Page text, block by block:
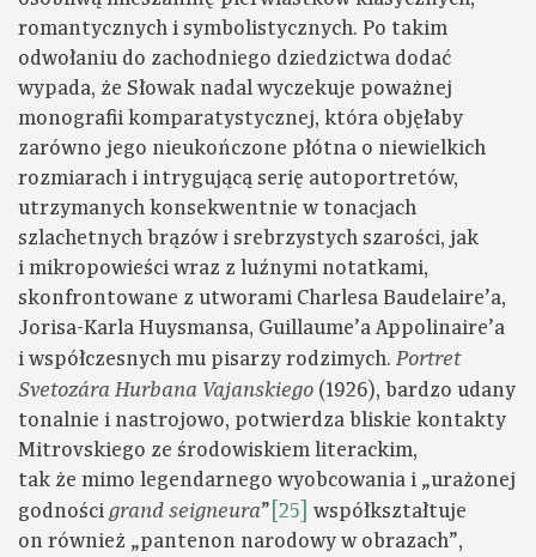
romantycznych i symbolistycznych. Po takim
odwołaniu do zachodniego dziedzictwa dodać
wypada, że Słowak nadal wyczekuje poważnej
monografii komparatystycznej, która objęłaby
zarówno jego nieukończone płótna o niewielkich
rozmiarach i intrygującą serię autoportretów,
utrzymanych konsekwentnie w tonacjach
szlachetnych brązów i srebrzystych szarości, jak
i mikropowieści wraz z luźnymi notatkami,
skonfrontowane z utworami Charlesa Baudelaire’a,
Jorisa-Karla Huysmansa, Guillaume’a Appolinaire’a
i współczesnych mu pisarzy rodzimych. Portret
Svetozára Hurbana Vajanskiego (1926), bardzo udany
tonalnie i nastrojowo, potwierdza bliskie kontakty
Mitrovskiego ze środowiskiem literackim,
tak że mimo legendarnego wyobcowania i „urażonej
godności grand seigneura” [25] współkształtuje
on również „pantenon narodowy w obrazach”,